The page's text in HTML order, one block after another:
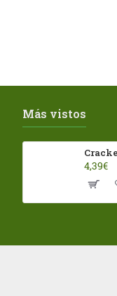
EcoSalim
Enovo
Font D'Or
Good Bio Foods
Grandeur Nature
Hollinger
Más vistos
4,39€